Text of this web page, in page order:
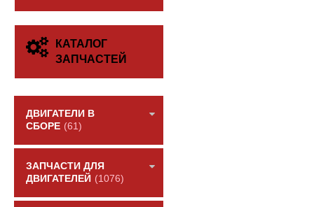
КАТАЛОГ
ЗАПЧАСТЕЙ
ДВИГАТЕЛИ В
СБОРЕ (61)
ЗАПЧАСТИ ДЛЯ
ДВИГАТЕЛЕЙ (1076)